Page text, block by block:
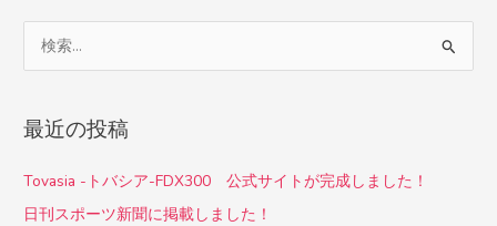
象
最近の投稿
Tovasia -トバシア-FDX300 公式サイトが完成しました！
日刊スポーツ新聞に掲載しました！